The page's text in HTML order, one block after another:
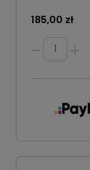
185,00 zł